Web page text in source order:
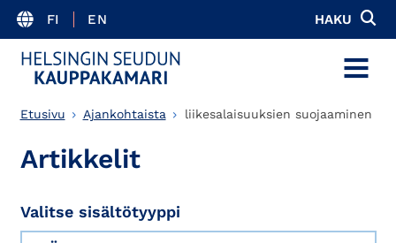
FI EN HAKU
MENU
Etusivu Ajankohtaista liikesalaisuuksien suojaaminen
Artikkelit
Valitse sisältötyyppi